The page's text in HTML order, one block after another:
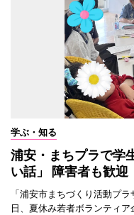
学ぶ・知る
浦安・まちプラで学
い話」 障害者も歓迎
「浦安市まちづくり活動プ
日、夏休み若者ボランティ